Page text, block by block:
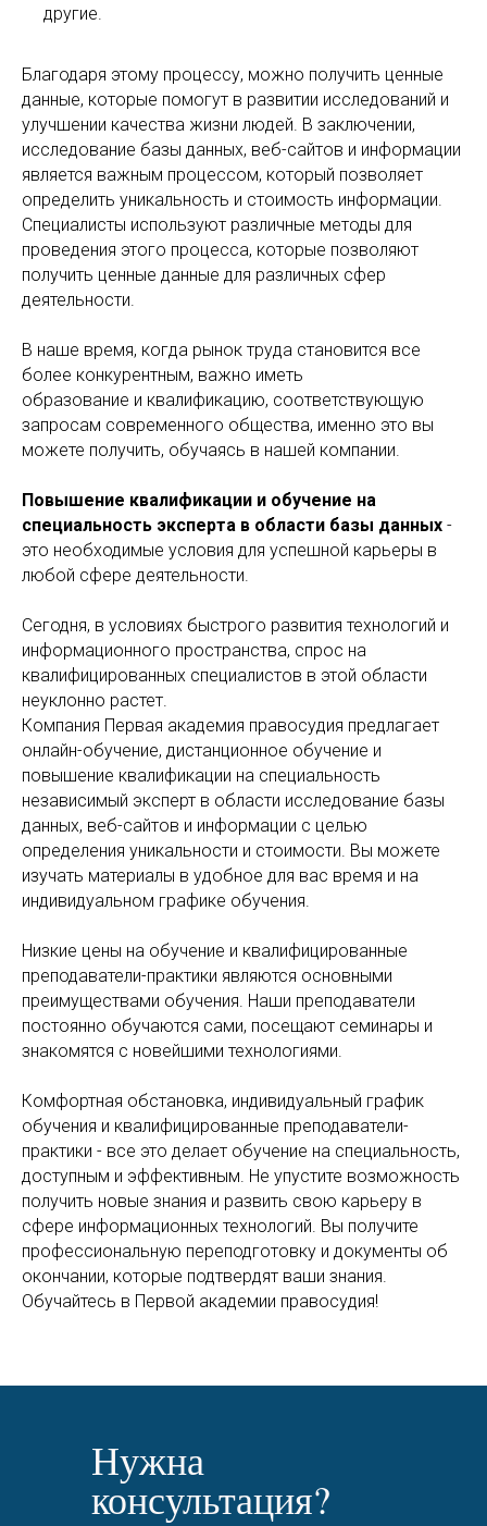
другие.
Благодаря этому процессу, можно получить ценные
данные, которые помогут в развитии исследований и
улучшении качества жизни людей. В заключении,
исследование базы данных, веб-сайтов и информации
является важным процессом, который позволяет
определить уникальность и стоимость информации.
Специалисты используют различные методы для
проведения этого процесса, которые позволяют
получить ценные данные для различных сфер
деятельности.
В наше время, когда рынок труда становится все
более конкурентным, важно иметь
образование и квалификацию, соответствующую
запросам современного общества, именно это вы
можете получить, обучаясь в нашей компании.
Повышение квалификации и обучение на
специальность эксперта в области базы данных -
это необходимые условия для успешной карьеры в
любой сфере деятельности.
Сегодня, в условиях быстрого развития технологий и
информационного пространства, спрос на
квалифицированных специалистов в этой области
неуклонно растет.
Компания Первая академия правосудия предлагает
онлайн-обучение, дистанционное обучение и
повышение квалификации на специальность
независимый эксперт в области исследование базы
данных, веб-сайтов и информации с целью
определения уникальности и стоимости. Вы можете
изучать материалы в удобное для вас время и на
индивидуальном графике обучения.
Низкие цены на обучение и квалифицированные
преподаватели-практики являются основными
преимуществами обучения. Наши преподаватели
постоянно обучаются сами, посещают семинары и
знакомятся с новейшими технологиями.
Комфортная обстановка, индивидуальный график
обучения и квалифицированные преподаватели-
практики - все это делает обучение на специальность,
доступным и эффективным. Не упустите возможность
получить новые знания и развить свою карьеру в
сфере информационных технологий. Вы получите
профессиональную переподготовку и документы об
окончании, которые подтвердят ваши знания.
Обучайтесь в Первой академии правосудия!
Нужна
консультация?